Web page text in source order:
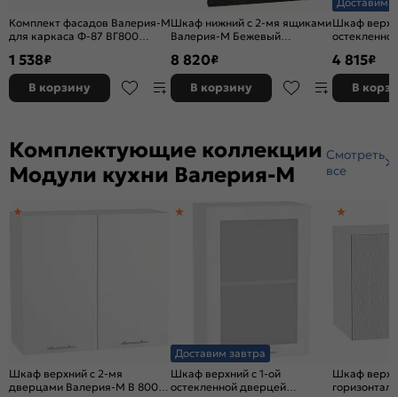
Комплект фасадов Валерия-М
для каркаса Ф-87 ВГ800
1 538₽
В корзину
Шкаф нижний с 2-мя ящиками
Валерия-М Бежевый
816*600*478
8 820₽
В корзину
Шкаф
Graphite
4 815₽
В
Комплектующие коллекции
Модули кухни Валерия-М
Смотреть
все
Шкаф верхний с 2-мя
дверцами Валерия-М В 800
Доставим завтра
Шкаф верхний с 1-ой
остекленной дверцей
Шкаф